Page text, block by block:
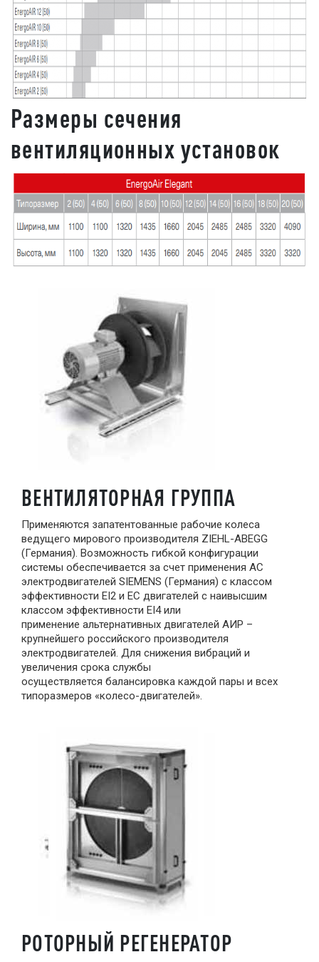
Размеры сечения
вентиляционных установок
ВЕНТИЛЯТОРНАЯ ГРУППА
Применяются запатентованные рабочие колеса
ведущего мирового производителя ZIEHL-ABEGG
(Германия). Возможность гибкой конфигурации
системы обеспечивается за счет применения АС
электродвигателей SIEMENS (Германия) с классом
эффективности EI2 и ЕС двигателей с наивысшим
классом эффективности EI4 или
применение альтернативных двигателей АИР –
крупнейшего российского производителя
электродвигателей. Для снижения вибраций и
увеличения срока службы
осуществляется балансировка каждой пары и всех
типоразмеров «колесо-двигателей».
РОТОРНЫЙ РЕГЕНЕРАТОР